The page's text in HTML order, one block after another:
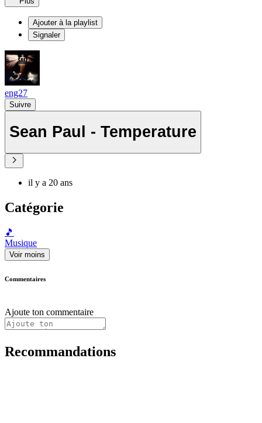
Ajouter à la playlist
Signaler
eng27
Suivre
Sean Paul - Temperature
il y a 20 ans
Catégorie
🎵
Musique
Voir moins
Commentaires
Ajoute ton commentaire
Recommandations